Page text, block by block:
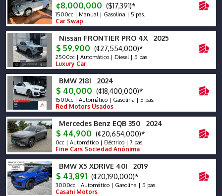
¢8,000,000 ($17,391)*
1500cc | Manual | Gasolina | 5 pas.
Car Swap
Nissan FRONTIER PRO 4X 2025
$ 59,900 (¢27,554,000)*
2500cc | Automático | Diesel | 5 pas.
Luxury Car
BMW 218I 2024
$ 40,000 (¢18,400,000)*
1500cc | Automático | Gasolina | 5 pas.
Red Motors Usados
Mercedes Benz EQB 350 2024
$ 44,900 (¢20,654,000)*
0cc | Automático | Eléctrico | 7 pas.
Fine Cars Sociedad Anónima
BMW X5 XDRIVE 40I 2019
$ 43,891 (¢20,190,000)*
3000cc | Automático | Gasolina | 5 pas.
Casahi Motors